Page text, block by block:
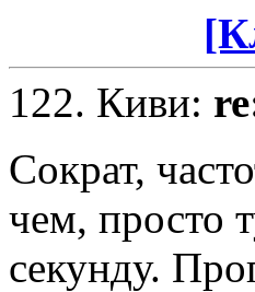
122. Киви:
Сократ,
чем, просто
секунду.